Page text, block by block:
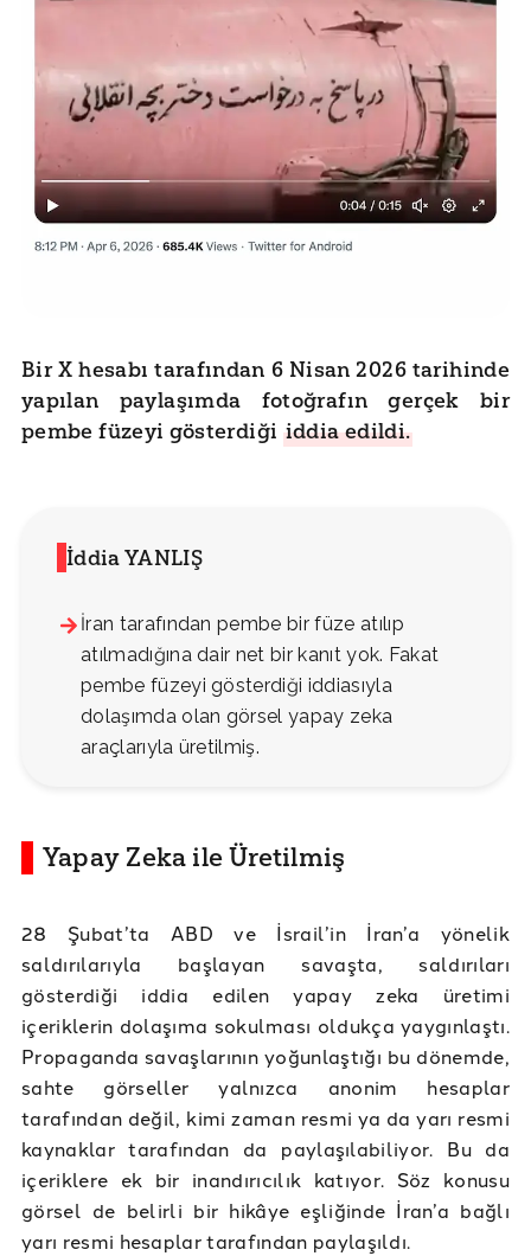
Bir X hesabı tarafından 6 Nisan 2026 tarihinde
yapılan paylaşımda fotoğrafın gerçek bir
pembe füzeyi gösterdiği iddia edildi.
İddia YANLIŞ
İran tarafından pembe bir füze atılıp
atılmadığına dair net bir kanıt yok. Fakat
pembe füzeyi gösterdiği iddiasıyla
dolaşımda olan görsel yapay zeka
araçlarıyla üretilmiş.
Yapay Zeka ile Üretilmiş
28 Şubat’ta ABD ve İsrail’in İran’a yönelik
saldırılarıyla başlayan savaşta, saldırıları
gösterdiği iddia edilen yapay zeka üretimi
içeriklerin dolaşıma sokulması oldukça yaygınlaştı.
Propaganda savaşlarının yoğunlaştığı bu dönemde,
sahte görseller yalnızca anonim hesaplar
tarafından değil, kimi zaman resmi ya da yarı resmi
kaynaklar tarafından da paylaşılabiliyor. Bu da
içeriklere ek bir inandırıcılık katıyor. Söz konusu
görsel de belirli bir hikâye eşliğinde İran’a bağlı
yarı resmi hesaplar tarafından paylaşıldı.